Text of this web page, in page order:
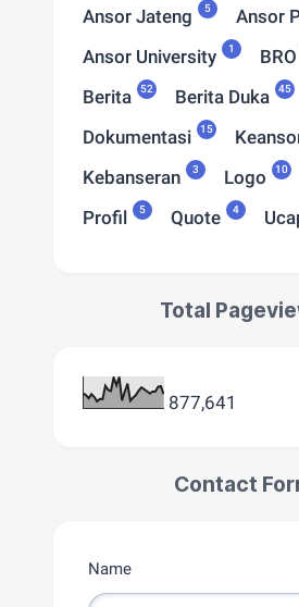
Ansor Jateng 5 Ansor
Ansor University 1 BRO
Berita 52 Berita Duka 45
Dokumentasi 15
Kebanseran 3 Logo 10
Profil 5 Quote 4
Total
877,641
Contact
Name